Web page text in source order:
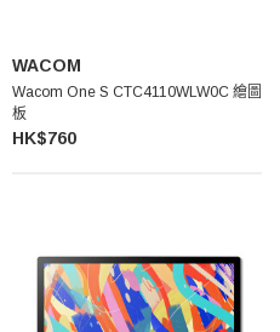
WACOM
Wacom One S CTC4110WLW0C 繪圖
板
HK$760